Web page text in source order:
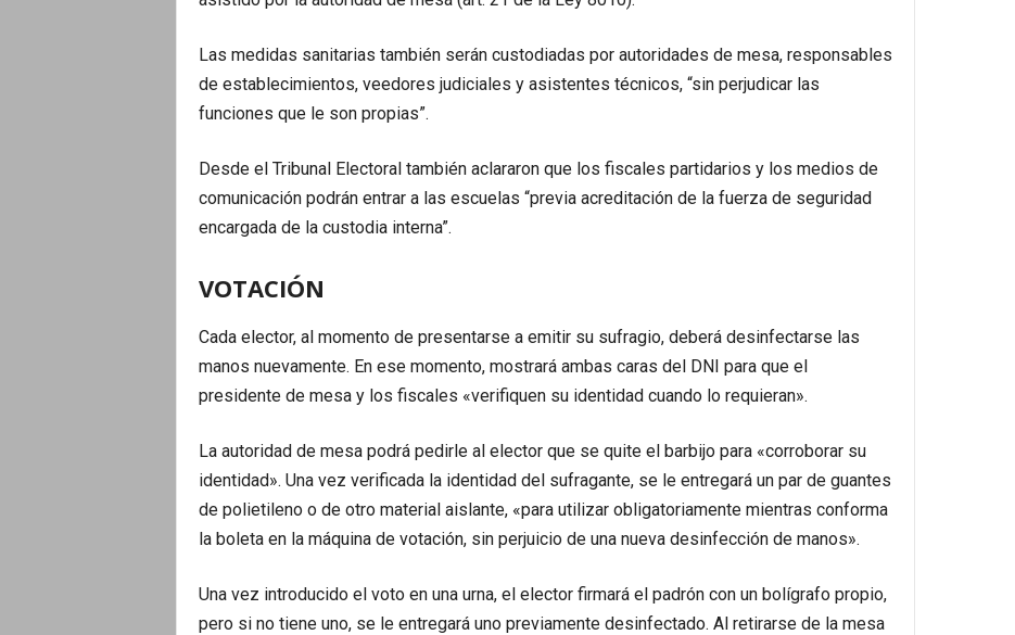
Las medidas sanitarias también serán custodiadas por autoridades de mesa, responsables
de establecimientos, veedores judiciales y asistentes técnicos, “sin perjudicar las
funciones que le son propias”.
Desde el Tribunal Electoral también aclararon que los fiscales partidarios y los medios de
comunicación podrán entrar a las escuelas “previa acreditación de la fuerza de seguridad
encargada de la custodia interna”.
VOTACIÓN
Cada elector, al momento de presentarse a emitir su sufragio, deberá desinfectarse las
manos nuevamente. En ese momento, mostrará ambas caras del DNI para que el
presidente de mesa y los fiscales «verifiquen su identidad cuando lo requieran».
La autoridad de mesa podrá pedirle al elector que se quite el barbijo para «corroborar su
identidad». Una vez verificada la identidad del sufragante, se le entregará un par de guantes
de polietileno o de otro material aislante, «para utilizar obligatoriamente mientras conforma
la boleta en la máquina de votación, sin perjuicio de una nueva desinfección de manos».
Una vez introducido el voto en una urna, el elector firmará el padrón con un bolígrafo propio,
pero si no tiene uno, se le entregará uno previamente desinfectado. Al retirarse de la mesa